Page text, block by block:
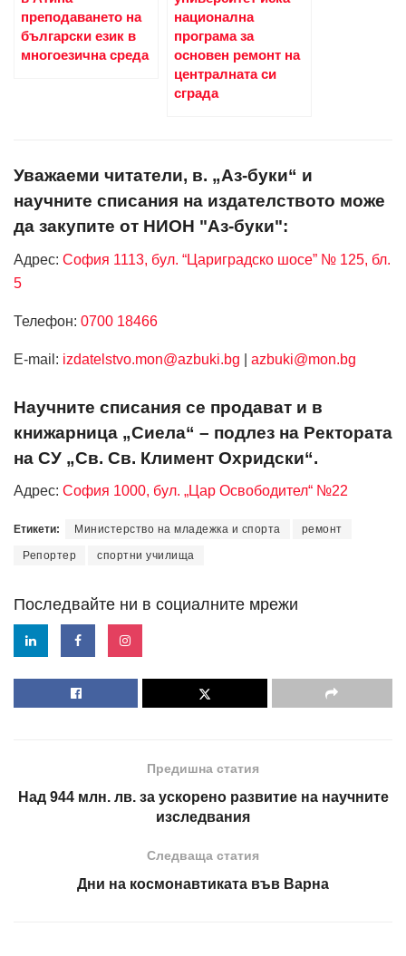
преподаването на
български език в
многоезична среда
национална
програма за
основен ремонт на
централната си
сграда
Уважаеми читатели, в. „Аз-буки“ и
научните списания на издателството може
да закупите от НИОН "Аз-буки":
Адрес: София 1113, бул. “Цариградско шосе” № 125, бл.
5
Телефон: 0700 18466
Е-mail: izdatelstvo.mon@azbuki.bg azbuki@mon.bg
Научните списания се продават и в
книжарница „Сиела“ – подлез на Ректората
на СУ „Св. Св. Климент Охридски“.
Адрес: София 1000, бул. „Цар Освободител“ №22
Етикети: Министерство на младежка и спорта ремонт
Репортер спортни училища
Последвайте ни в социалните мрежи
Предишна статия
Над 944 млн. лв. за ускорено развитие на научните
изследвания
Следваща статия
Дни на космонавтиката във Варна